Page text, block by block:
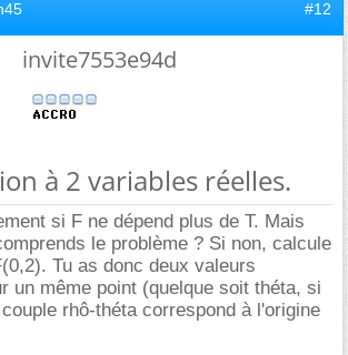
#12
invite7553e94d
à 2 variables réelles.
si F ne dépend plus de T. Mais
le problème ? Si non, calcule
Tu as donc deux valeurs
un même point (quelque soit théta, si
rhô-théta correspond à l'origine